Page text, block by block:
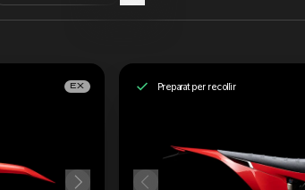
EX Preparat per recollir